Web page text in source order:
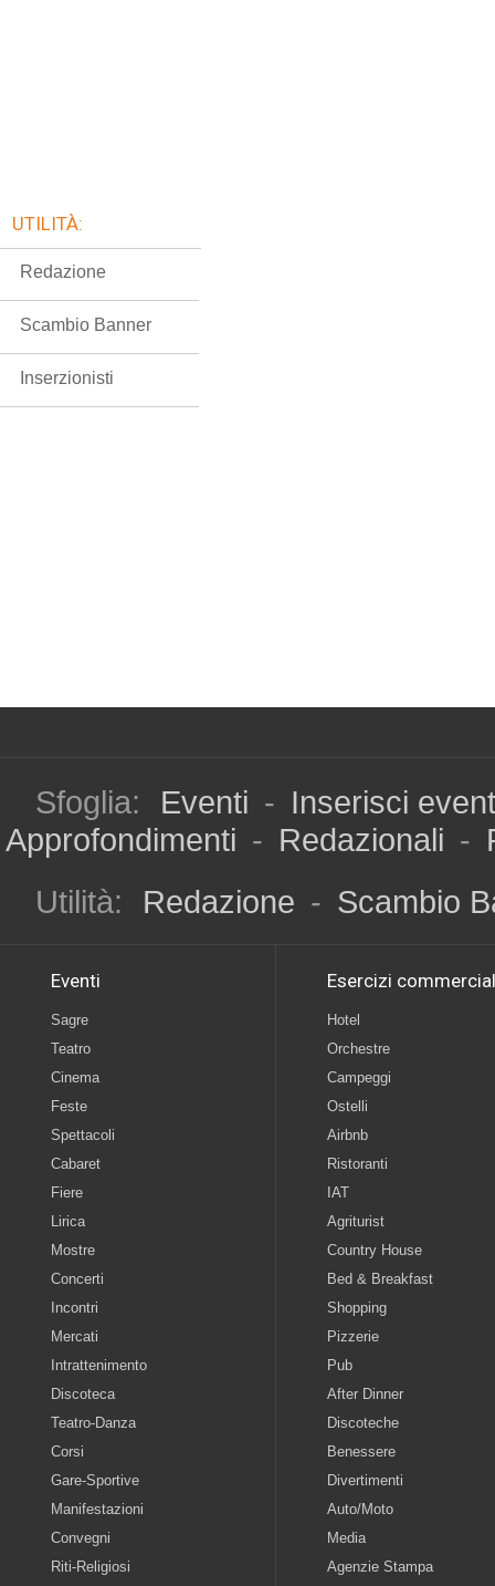
UTILITÀ:
Redazione
Scambio Banner
Inserzionisti
Sfoglia: Eventi - Inserisci
Approfondimenti - Redazionali -
Utilità:
Redazione - Scambio
Eventi
Sagre
Teatro
Cinema
Feste
Spettacoli
Cabaret
Fiere
Lirica
Mostre
Concerti
Incontri
Mercati
Intrattenimento
Discoteca
Teatro-Danza
Corsi
Gare-Sportive
Manifestazioni
Convegni
Riti-Religiosi
Esercizi
Hotel
Orchestre
Campeggi
Ostelli
Airbnb
Ristoranti
IAT
Agriturist
Country House
Bed & Breakfast
Shopping
Pizzerie
Pub
After Dinner
Discoteche
Benessere
Divertimenti
Auto/Moto
Media
Agenzie Stampa